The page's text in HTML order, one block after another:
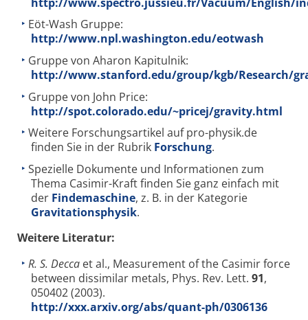
Eöt-Wash Gruppe:
http://www.npl.washington.edu/eotwash
Gruppe von Aharon Kapitulnik:
http://www.stanford.edu/group/kgb/Research/
Gruppe von John Price:
http://spot.colorado.edu/~pricej/gravity.html
Weitere Forschungsartikel auf pro-physik.de
finden Sie in der Rubrik Forschung.
Spezielle Dokumente und Informationen zum
Thema Casimir-Kraft finden Sie ganz einfach mit
der Findemaschine, z. B. in der Kategorie
Gravitationsphysik.
Weitere Literatur:
R. S. Decca et al., Measurement of the Casimir force
between dissimilar metals, Phys. Rev. Lett. 91,
050402 (2003).
http://xxx.arxiv.org/abs/quant-ph/0306136